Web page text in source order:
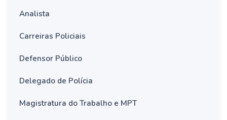
Analista
Carreiras Policiais
Defensor Público
Delegado de Polícia
Magistratura do Trabalho e MPT